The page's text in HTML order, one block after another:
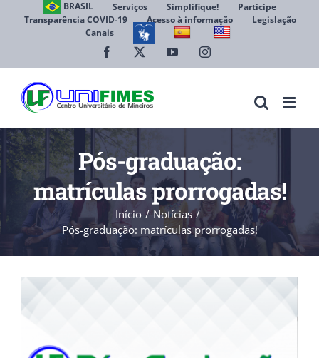
BRASIL Serviços Simplifique!
Participe
Transparência COVID-19
Acesso à informação
Legislação
Canais
Facebook YouTubeInstagram
Pós-graduação:
matrículas prorrogadas!
Início
Notícias
Pós-graduação: matrículas prorrogadas!
Image